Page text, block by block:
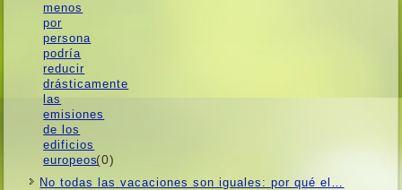
(0)
No todas las vacaciones son iguales: por qué el…